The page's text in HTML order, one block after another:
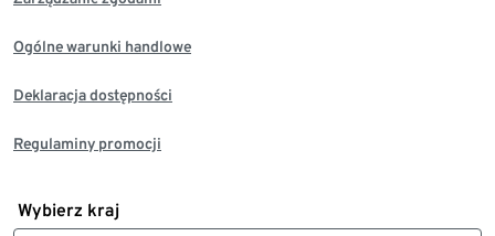
Ogólne warunki handlowe
Deklaracja dostępności
Regulaminy promocji
Wybierz kraj